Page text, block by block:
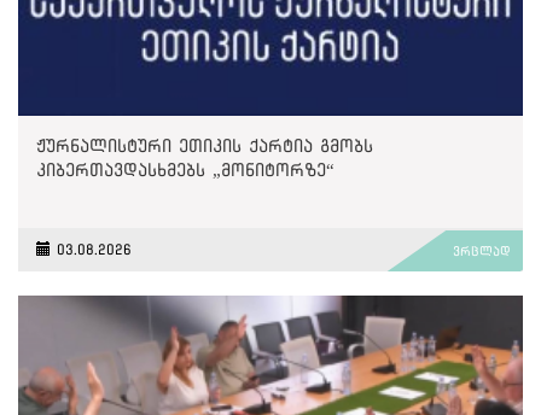
ჟურნალისტური ეთიკის ქარტია გმობს
კიბერთავდასხმებს „მონიტორზე“
03.08.2026 ვრცლად